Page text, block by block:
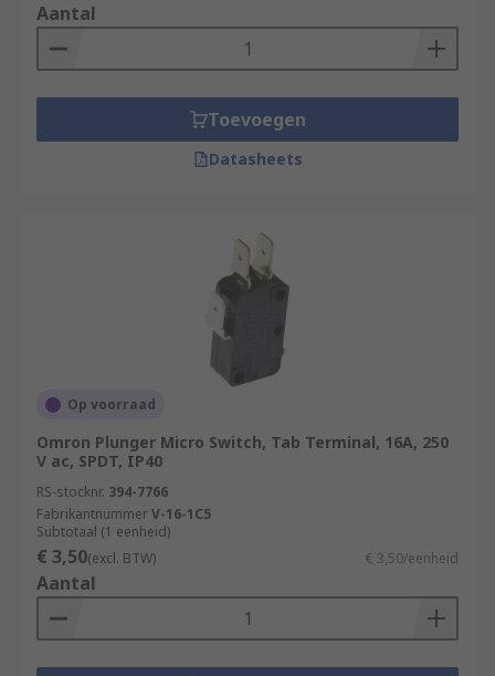
Aantal
Toevoegen
Datasheets
Op voorraad
Omron Plunger Micro Switch, Tab Terminal, 16A, 250
V ac, SPDT, IP40
RS-stocknr. 394-7766
FabrikantnummerV-16-1C5
Subtotaal (1 eenheid)
€ 3,50(excl. BTW) € 3,50/eenheid
Aantal